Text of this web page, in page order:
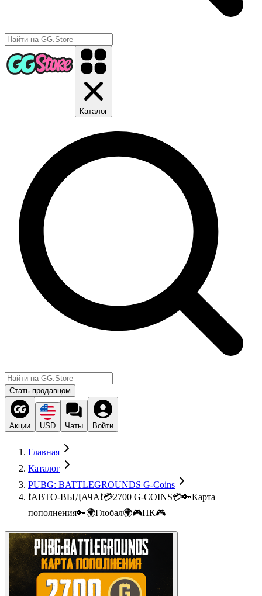
Каталог
Стать продавцом
Акции USD Чаты Войти
Главная
Каталог
PUBG: BATTLEGROUNDS G-Coins
❗АВТО-ВЫДАЧА❗💳2700 G-COINS💳🔑Карта
пополнения🔑🌍Глобал🌍🎮ПК🎮